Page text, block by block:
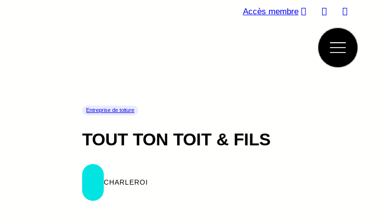
Accès membre
Entreprise de toiture
TOUT TON TOIT & FILS
CHARLEROI